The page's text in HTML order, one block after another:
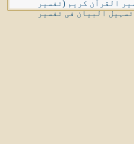
القرآن کریم (تفسیر
تسہیل البیان فی تفسیر